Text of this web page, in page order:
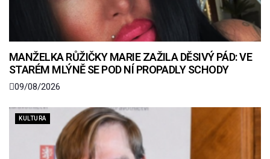
MANŽELKA RŮŽIČKY MARIE ZAŽILA DĚSIVÝ PÁD: VE
STARÉM MLÝNĚ SE POD NÍ PROPADLY SCHODY
09/08/2026
KULTURA